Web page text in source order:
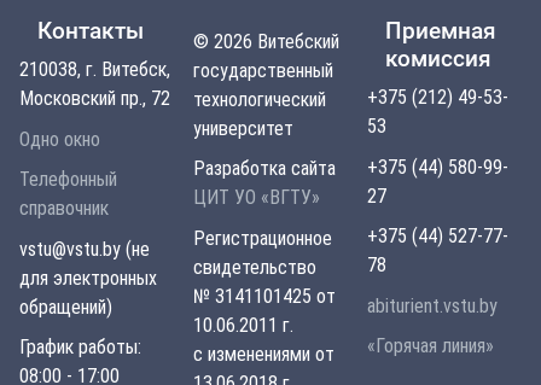
Контакты
210038, г. Витебск,
Московский пр., 72
Одно окно
Телефонный
справочник
vstu@vstu.by (не
для электронных
обращений)
График работы:
08:00 - 17:00
© 2026 Витебский
государственный
технологический
университет
Разработка сайта
ЦИТ УО «ВГТУ»
Регистрационное
свидетельство
№ 3141101425 от
10.06.2011 г.
с изменениями от
Приемная
комиссия
+375 (212) 49-53-
53
+375 (44) 580-99-
27
+375 (44) 527-77-
78
abiturient.vstu.by
«Горячая линия»